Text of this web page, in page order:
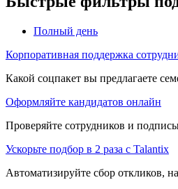
Полный день
Корпоративная поддержка
Какой соцпакет вы предлагаете
Оформляйте кандидатов онлайн
Проверяйте сотрудников и
Ускорьте подбор в 2 раза с Talantix
Автоматизируйте сбор откликов,